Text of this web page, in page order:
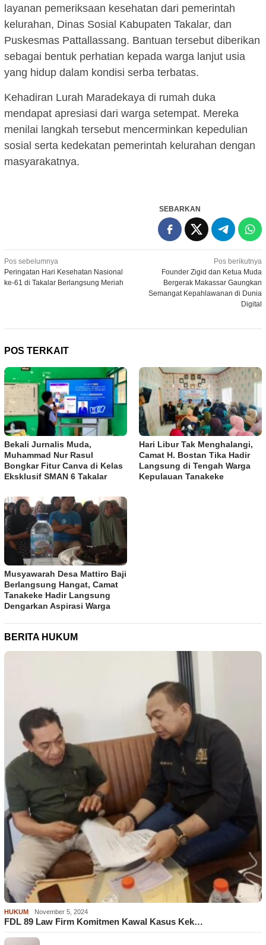
layanan pemeriksaan kesehatan dari pemerintah
kelurahan, Dinas Sosial Kabupaten Takalar, dan
Puskesmas Pattallassang. Bantuan tersebut diberikan
sebagai bentuk perhatian kepada warga lanjut usia
yang hidup dalam kondisi serba terbatas.
Kehadiran Lurah Maradekaya di rumah duka
mendapat apresiasi dari warga setempat. Mereka
menilai langkah tersebut mencerminkan kepedulian
sosial serta kedekatan pemerintah kelurahan dengan
masyarakatnya.
SEBARKAN
Navigasi
pos
Pos sebelumnya
Peringatan Hari Kesehatan Nasional
ke-61 di Takalar Berlangsung Meriah
Pos berikutnya
Founder Zigid dan Ketua Muda
Bergerak Makassar Gaungkan
Semangat Kepahlawanan di Dunia
Digital
POS TERKAIT
Bekali Jurnalis Muda,
Muhammad Nur Rasul
Bongkar Fitur Canva di Kelas
Eksklusif SMAN 6 Takalar
Hari Libur Tak Menghalangi,
Camat H. Bostan Tika Hadir
Langsung di Tengah Warga
Kepulauan Tanakeke
Musyawarah Desa Mattiro Baji
Berlangsung Hangat, Camat
Tanakeke Hadir Langsung
Dengarkan Aspirasi Warga
BERITA HUKUM
HUKUM November 5, 2024
FDL 89 Law Firm Komitmen Kawal Kasus Kek…